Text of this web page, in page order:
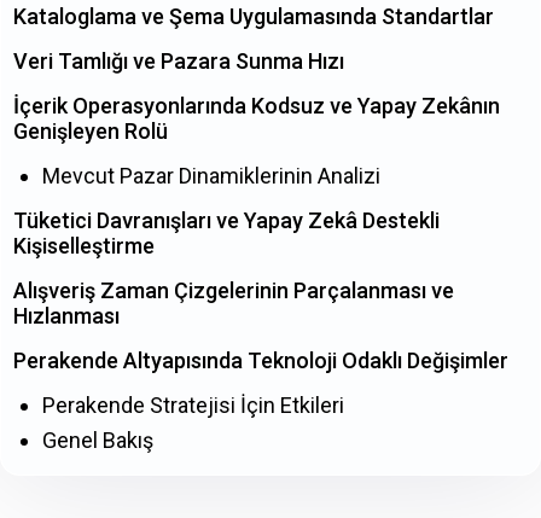
Kataloglama ve Şema Uygulamasında Standartlar
Veri Tamlığı ve Pazara Sunma Hızı
İçerik Operasyonlarında Kodsuz ve Yapay Zekânın
Genişleyen Rolü
Mevcut Pazar Dinamiklerinin Analizi
Tüketici Davranışları ve Yapay Zekâ Destekli
Kişiselleştirme
Alışveriş Zaman Çizgelerinin Parçalanması ve
Hızlanması
Perakende Altyapısında Teknoloji Odaklı Değişimler
Perakende Stratejisi İçin Etkileri
Genel Bakış